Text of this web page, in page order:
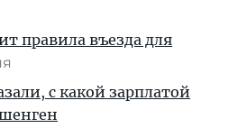
правила въезда для
с какой зарплатой